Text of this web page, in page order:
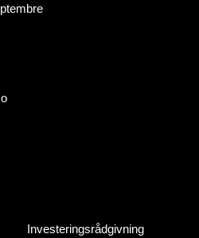
Investeringsrådgivning